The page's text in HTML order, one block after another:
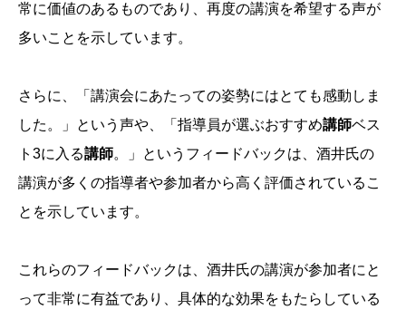
常に価値のあるものであり、再度の講演を希望する声が
多いことを示しています。
さらに、「講演会にあたっての姿勢にはとても感動しま
した。」という声や、「指導員が選ぶおすすめ講師ベス
ト3に入る講師。」というフィードバックは、酒井氏の
講演が多くの指導者や参加者から高く評価されているこ
とを示しています。
これらのフィードバックは、酒井氏の講演が参加者にと
って非常に有益であり、具体的な効果をもたらしている